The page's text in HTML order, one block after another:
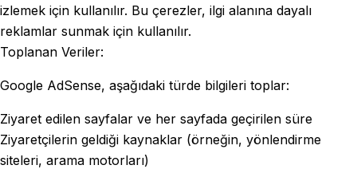
izlemek için kullanılır. Bu çerezler, ilgi alanına dayalı
reklamlar sunmak için kullanılır.
Toplanan Veriler:
Google AdSense, aşağıdaki türde bilgileri toplar:
Ziyaret edilen sayfalar ve her sayfada geçirilen süre
Ziyaretçilerin geldiği kaynaklar (örneğin, yönlendirme
siteleri, arama motorları)